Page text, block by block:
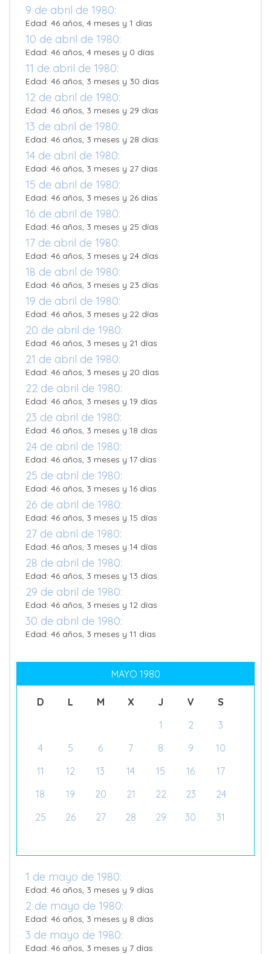
9 de abril de 1980:
Edad: 46 años, 4 meses y 1 días
10 de abril de 1980:
Edad: 46 años, 4 meses y 0 días
11 de abril de 1980:
Edad: 46 años, 3 meses y 30 días
12 de abril de 1980:
Edad: 46 años, 3 meses y 29 días
13 de abril de 1980:
Edad: 46 años, 3 meses y 28 días
14 de abril de 1980:
Edad: 46 años, 3 meses y 27 días
15 de abril de 1980:
Edad: 46 años, 3 meses y 26 días
16 de abril de 1980:
Edad: 46 años, 3 meses y 25 días
17 de abril de 1980:
Edad: 46 años, 3 meses y 24 días
18 de abril de 1980:
Edad: 46 años, 3 meses y 23 días
19 de abril de 1980:
Edad: 46 años, 3 meses y 22 días
20 de abril de 1980:
Edad: 46 años, 3 meses y 21 días
21 de abril de 1980:
Edad: 46 años, 3 meses y 20 días
22 de abril de 1980:
Edad: 46 años, 3 meses y 19 días
23 de abril de 1980:
Edad: 46 años, 3 meses y 18 días
24 de abril de 1980:
Edad: 46 años, 3 meses y 17 días
25 de abril de 1980:
Edad: 46 años, 3 meses y 16 días
26 de abril de 1980:
Edad: 46 años, 3 meses y 15 días
27 de abril de 1980:
Edad: 46 años, 3 meses y 14 días
28 de abril de 1980:
Edad: 46 años, 3 meses y 13 días
29 de abril de 1980:
Edad: 46 años, 3 meses y 12 días
30 de abril de 1980:
Edad: 46 años, 3 meses y 11 días
MAYO 1980
D L M X J V
S
1
2
3
4
5 6 7 8 9
10
11
12 13 14 15 16
17
18
19 20 21 22 23
24
25
26 27 28 29 30 31
1 de mayo de 1980:
Edad: 46 años, 3 meses y 9 días
2 de mayo de 1980:
Edad: 46 años, 3 meses y 8 días
3 de mayo de 1980:
Edad: 46 años, 3 meses y 7 días